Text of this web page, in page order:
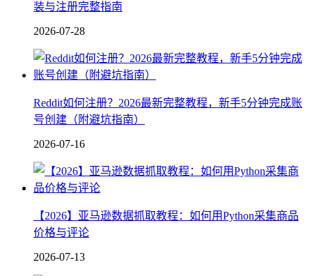
装与注册完整指南
2026-07-28
Reddit如何注册？2026最新完整教程，新手5分钟完成账
号创建（附避坑指南）
2026-07-16
【2026】亚马逊数据抓取教程：如何用Python采集商品
价格与评论
2026-07-13